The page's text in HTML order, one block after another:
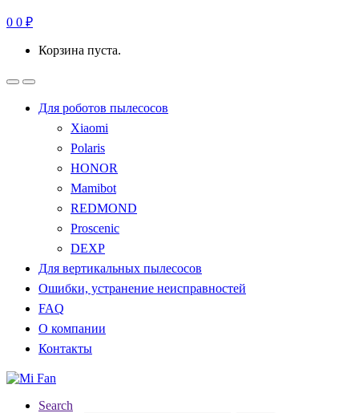
0 0 ₽
Корзина пуста.
Для роботов пылесосов
Xiaomi
Polaris
HONOR
Mamibot
REDMOND
Proscenic
DEXP
Для вертикальных пылесосов
Ошибки, устранение неисправностей
FAQ
О компании
Контакты
Search